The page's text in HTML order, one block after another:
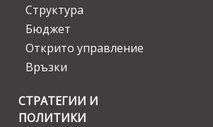
Структура
Бюджет
Открито управление
Връзки
СТРАТЕГИИ И
ПОЛИТИКИ